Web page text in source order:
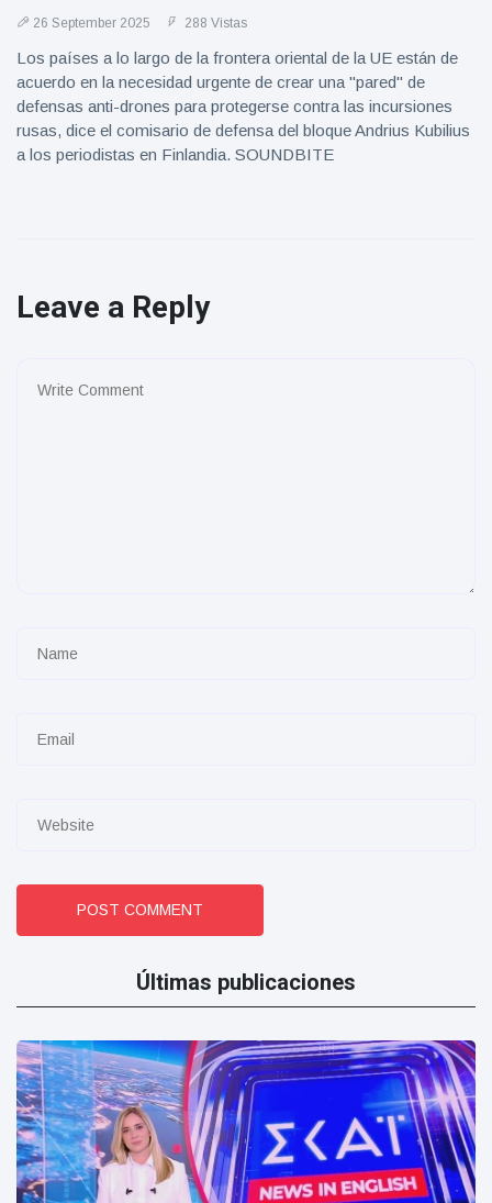
26 September 2025 288 Vistas
Los países a lo largo de la frontera oriental de la UE están de
acuerdo en la necesidad urgente de crear una "pared" de
defensas anti-drones para protegerse contra las incursiones
rusas, dice el comisario de defensa del bloque Andrius Kubilius
a los periodistas en Finlandia. SOUNDBITE
Leave a Reply
POST COMMENT
Últimas publicaciones